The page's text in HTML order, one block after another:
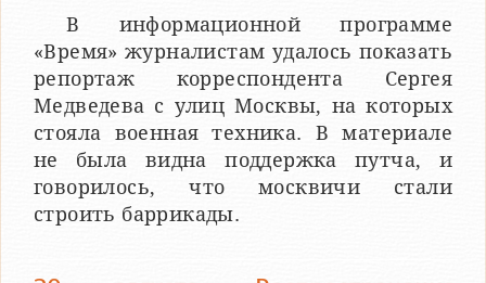
В информационной программе
«Время» журналистам удалось показать
репортаж корреспондента Сергея
Медведева с улиц Москвы, на которых
стояла военная техника. В материале
не была видна поддержка путча, и
говорилось, что москвичи стали
строить баррикады.